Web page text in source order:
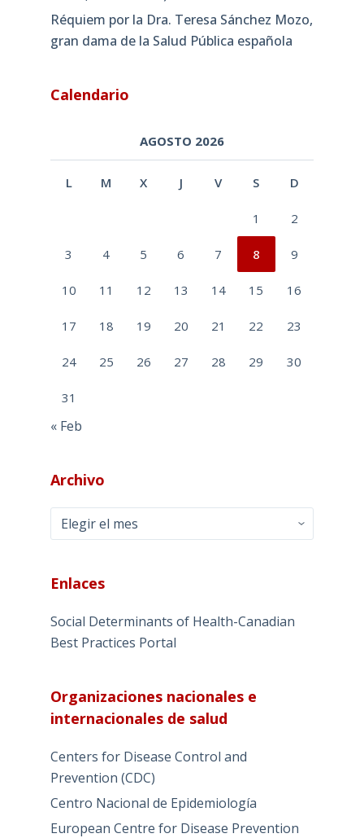
Réquiem por la Dra. Teresa Sánchez Mozo,
gran dama de la Salud Pública española
Calendario
AGOSTO 2026
L M X J V S D
1 2
3 4 5 6 7 8 9
10 11 12 13 14 15 16
17 18 19 20 21 22 23
24 25 26 27 28 29 30
31
« Feb
Archivo
Archivo
Enlaces
Social Determinants of Health-Canadian
Best Practices Portal
Organizaciones nacionales e
internacionales de salud
Centers for Disease Control and
Prevention (CDC)
Centro Nacional de Epidemiología
European Centre for Disease Prevention